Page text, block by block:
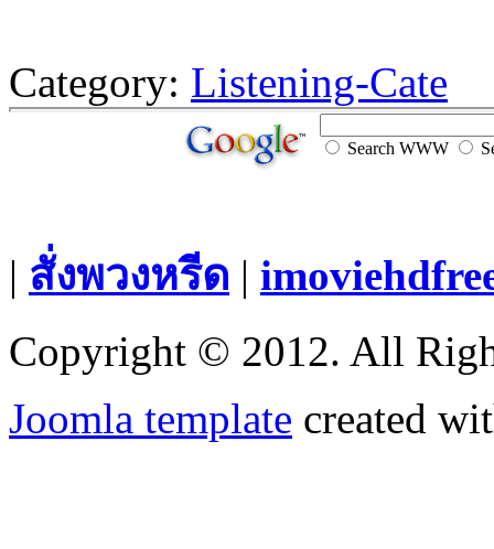
Category: Listening-Cate
Search WWW
| สั่งพวงหรีด |
Copyright © 2012. All
Joomla template created